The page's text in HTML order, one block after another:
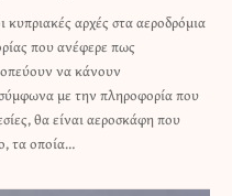
αρχές στα αεροδρόμια
που ανέφερε πως
να κάνουν
με την πληροφορία που
θα είναι αεροσκάφη που
τα οποία…